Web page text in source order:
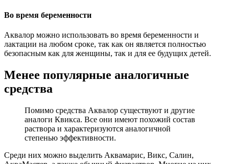
Во время беременности
Аквалор можно использовать во время беременности и
лактации на любом сроке, так как он является полностью
безопасным как для женщины, так и для ее будущих детей.
Менее популярные аналогичные
средства
Помимо средства Аквалор существуют и другие
аналоги Квикса. Все они имеют похожий состав
раствора и характеризуются аналогичной
степенью эффективности.
Среди них можно выделить Аквамарис, Викс, Салин,